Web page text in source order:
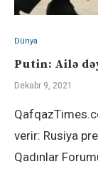
Dünya
Putin: Ailə
Dekabr 9, 2021
verir: Rusiya
Qadınlar